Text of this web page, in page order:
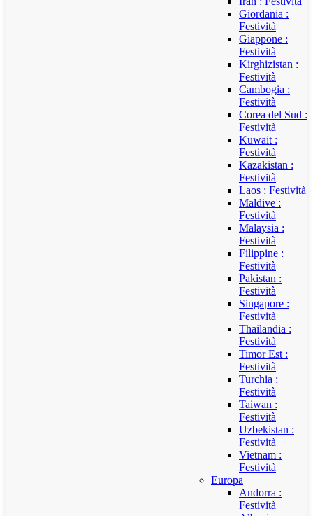
Giordania :
Festività
Giappone :
Festività
Kirghizistan :
Festività
Cambogia :
Festività
Corea del Sud :
Festività
Kuwait :
Festività
Kazakistan :
Festività
Laos : Festività
Maldive :
Festività
Malaysia :
Festività
Filippine :
Festività
Pakistan :
Festività
Singapore :
Festività
Thailandia :
Festività
Timor Est :
Festività
Turchia :
Festività
Taiwan :
Festività
Uzbekistan :
Festività
Vietnam :
Festività
Europa
Andorra :
Festività